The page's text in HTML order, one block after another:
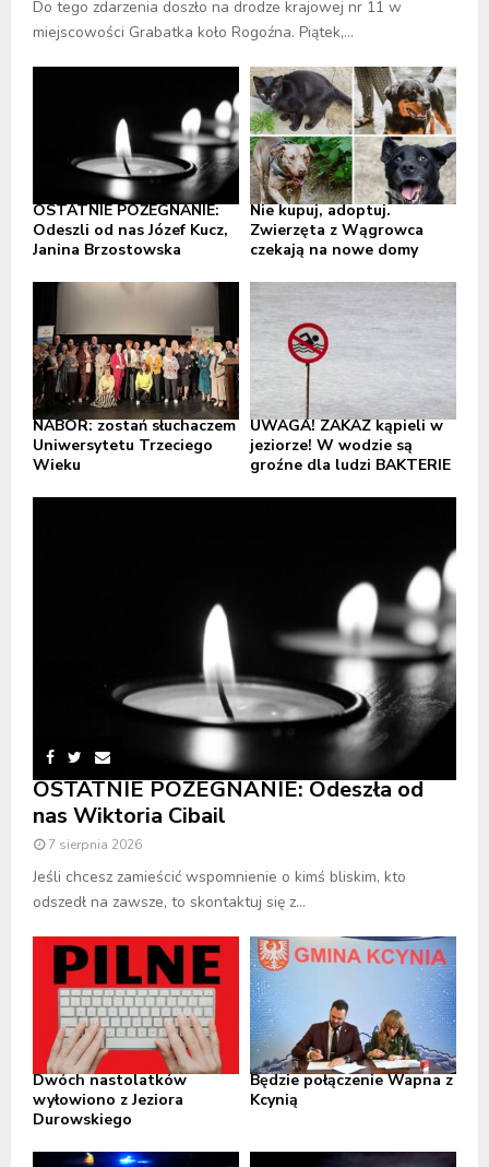
Do tego zdarzenia doszło na drodze krajowej nr 11 w
miejscowości Grabatka koło Rogoźna. Piątek,...
OSTATNIE POŻEGNANIE:
Odeszli od nas Józef Kucz,
Janina Brzostowska
Nie kupuj, adoptuj.
Zwierzęta z Wągrowca
czekają na nowe domy
NABÓR: zostań słuchaczem
Uniwersytetu Trzeciego
Wieku
UWAGA! ZAKAZ kąpieli w
jeziorze! W wodzie są
groźne dla ludzi BAKTERIE
OSTATNIE POŻEGNANIE: Odeszła od
nas Wiktoria Cibail
7 sierpnia 2026
Jeśli chcesz zamieścić wspomnienie o kimś bliskim, kto
odszedł na zawsze, to skontaktuj się z...
Dwóch nastolatków
wyłowiono z Jeziora
Durowskiego
Będzie połączenie Wapna z
Kcynią